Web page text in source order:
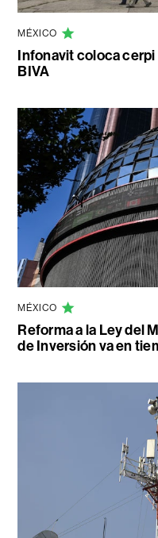
MÉXICO
Infonavit coloca
BIVA
MÉXICO
Reforma a la Ley del
de Inversión va en